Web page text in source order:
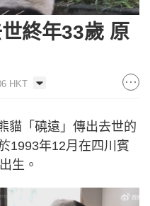
終年33歲 原
HKT
貓「磽遠」傳出去世的
1993年12月在四川賓
生。